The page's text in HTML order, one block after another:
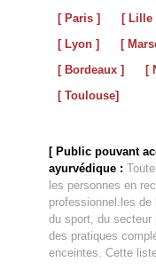
[ Paris ]
[ Lille
[ Lyon ]
[
[ Bordeaux ]
[
[ Toulouse]
[ Public pouvant
ayurvédique :
les personnes en
professionnel.les
du sport, du secteur
des pratiques
enceintes. Cette